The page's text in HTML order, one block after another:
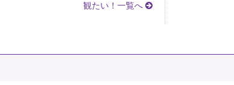
観たい！一覧へ